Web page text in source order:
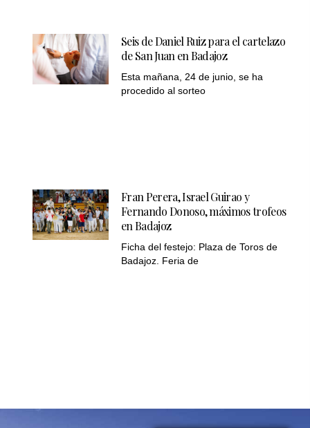
Seis de Daniel Ruiz para el cartelazo
de San Juan en Badajoz
Esta mañana, 24 de junio, se ha
procedido al sorteo
Fran Perera, Israel Guirao y
Fernando Donoso, máximos trofeos
en Badajoz
Ficha del festejo: Plaza de Toros de
Badajoz. Feria de